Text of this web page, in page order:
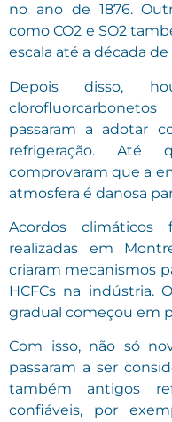
no ano de 1876.
como CO2 e SO2
escala até a década de
Depois disso,
passaram a adotar
refrigeração. Até
comprovaram que a
atmosfera é danosa
Acordos climáticos
realizadas em
criaram mecanismos
HCFCs na indústria.
gradual começou em
Com isso, não só
passaram a ser
também antigos
confiáveis, por